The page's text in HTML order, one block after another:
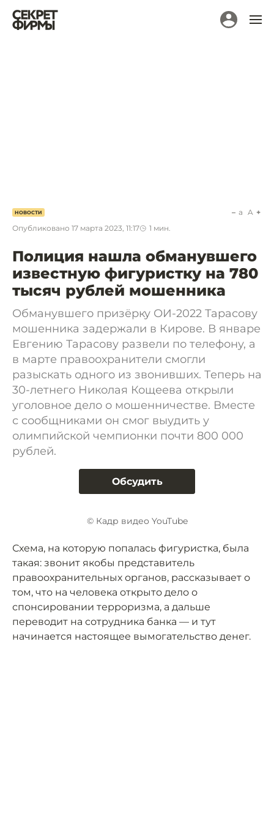
НОВОСТИ
Опубликовано 17 марта 2023, 11:17 1 мин.
a A
Полиция нашла обманувшего
известную фигуристку на 780
тысяч рублей мошенника
Обманувшего призёрку ОИ-2022 Тарасову
мошенника задержали в Кирове. В январе
Евгению Тарасову развели по телефону, а
в марте правоохранители смогли
разыскать одного из звонивших. Теперь на
30-летнего Николая Кощеева открыли
уголовное дело о мошенничестве. Вместе
с сообщниками он смог выудить у
олимпийской чемпионки почти 800 000
рублей.
Обсудить
© Кадр видео YouTube
Схема, на которую попалась фигуристка, была
такая: звонит якобы представитель
правоохранительных органов, рассказывает о
том, что на человека открыто дело о
спонсировании терроризма, а дальше
переводит на сотрудника банка — и тут
начинается настоящее вымогательство денег.